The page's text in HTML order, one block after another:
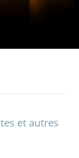
et autres